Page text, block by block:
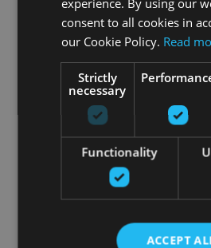
consent to all cookies in
our Cookie Policy. Read
Strictly
necessary
Functionality
ACCEPT